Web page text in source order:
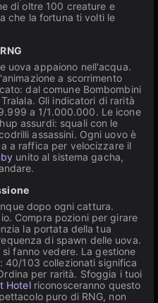
di oltre 100 creature e
che la fortuna ti volti le
uova appaiono nell'acqua.
a scorrimento
dal comune Bombombini
Gli indicatori di rarità
a 1/1.000.000. Le icone
assurdi: squali con le
assassini. Ogni uovo è
a raffica per velocizzare il
unito al sistema gacha,
dopo ogni cattura.
Compra pozioni per girare
la portata della tua
di spawn delle uova.
fanno vedere. La gestione
40/103 collezionati significa
per rarità. Sfoggia i tuoi
Hotelriconosceranno questo
puro di RNG, non